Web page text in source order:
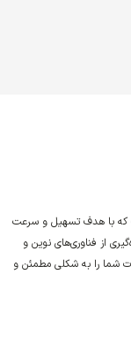
که با هدف تسهیل و سرعت
از فناوری‌های نوین و
شما را به شکلی مطمئن و